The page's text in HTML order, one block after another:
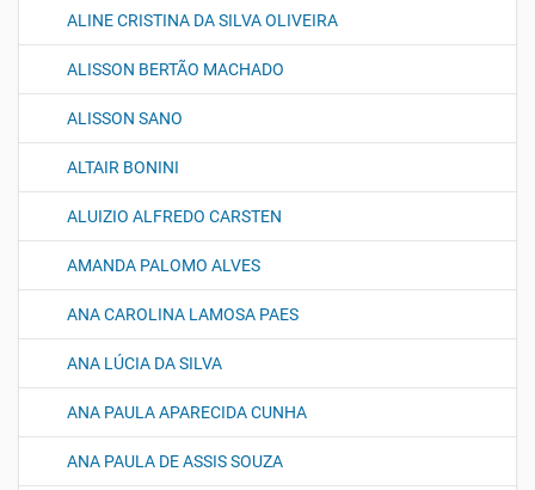
ALINE CRISTINA DA SILVA OLIVEIRA
ALISSON BERTÃO MACHADO
ALISSON SANO
ALTAIR BONINI
ALUIZIO ALFREDO CARSTEN
AMANDA PALOMO ALVES
ANA CAROLINA LAMOSA PAES
ANA LÚCIA DA SILVA
ANA PAULA APARECIDA CUNHA
ANA PAULA DE ASSIS SOUZA